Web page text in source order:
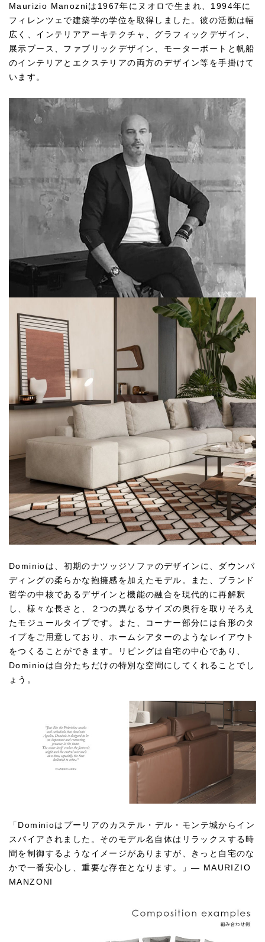
Maurizio Manozniは1967年にヌオロで生まれ、1994年に
フィレンツェで建築学の学位を取得しました。彼の活動は幅
広く、インテリアアーキテクチャ、グラフィックデザイン、
展示ブース、ファブリックデザイン、モーターボートと帆船
のインテリアとエクステリアの両方のデザイン等を手掛けて
います。
Dominioは、初期のナツッジソファのデザインに、ダウンパ
ディングの柔らかな抱擁感を加えたモデル。また、ブランド
哲学の中核であるデザインと機能の融合を現代的に再解釈
し、様々な長さと、２つの異なるサイズの奥行を取りそろえ
たモジュールタイプです。また、コーナー部分には台形のタ
イプをご用意しており、ホームシアターのようなレイアウト
をつくることができます。リビングは自宅の中心であり、
Dominioは自分たちだけの特別な空間にしてくれることでし
ょう。
「Dominioはプーリアのカステル・デル・モンテ城からイン
スパイアされました。そのモデル名自体はリラックスする時
間を制御するようなイメージがありますが、きっと自宅のな
かで一番安心し、重要な存在となります。」— MAURIZIO
MANZONI